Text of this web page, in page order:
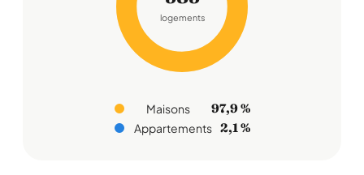
logements
Maisons 97,9 %
Appartements 2,1 %